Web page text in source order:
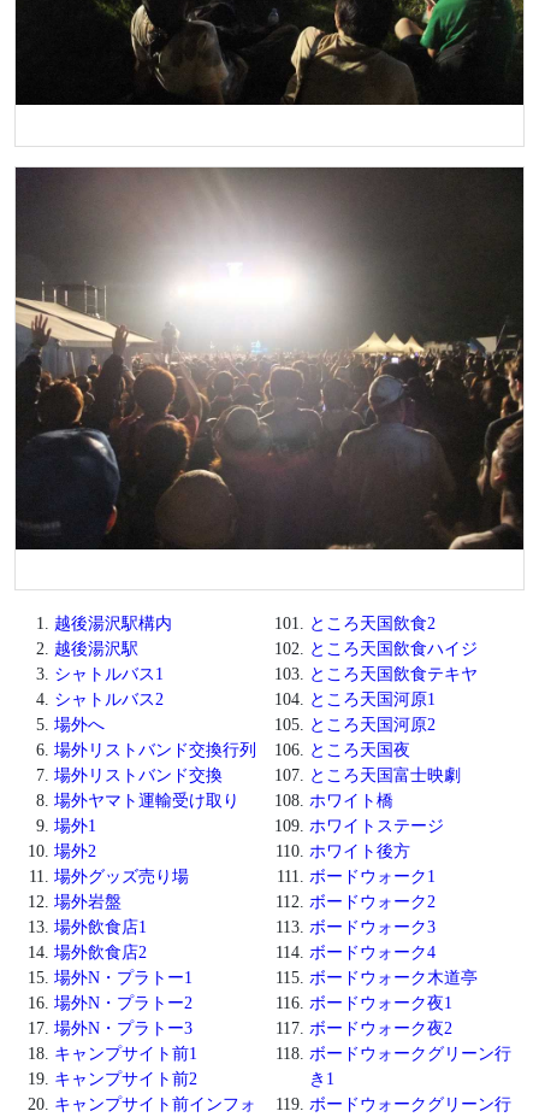
越後湯沢駅構内
越後湯沢駅
シャトルバス1
シャトルバス2
場外へ
場外リストバンド交換行列
場外リストバンド交換
場外ヤマト運輸受け取り
場外1
場外2
場外グッズ売り場
場外岩盤
場外飲食店1
場外飲食店2
場外N・プラトー1
場外N・プラトー2
場外N・プラトー3
キャンプサイト前1
キャンプサイト前2
キャンプサイト前インフォ
ところ天国飲食2
ところ天国飲食ハイジ
ところ天国飲食テキヤ
ところ天国河原1
ところ天国河原2
ところ天国夜
ところ天国富士映劇
ホワイト橋
ホワイトステージ
ホワイト後方
ボードウォーク1
ボードウォーク2
ボードウォーク3
ボードウォーク4
ボードウォーク木道亭
ボードウォーク夜1
ボードウォーク夜2
ボードウォークグリーン行
き1
ボードウォークグリーン行